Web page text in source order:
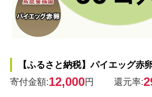
【ふるさと納税】パイエッグ
寄付金額:12,000円 還元率: